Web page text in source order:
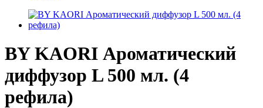
BY KAORI Ароматический
диффузор L 500 мл. (4
рефила)